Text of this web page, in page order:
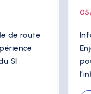
de route
SI